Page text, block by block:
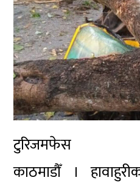
टुरिजमफेस
काठमाडौँ ।